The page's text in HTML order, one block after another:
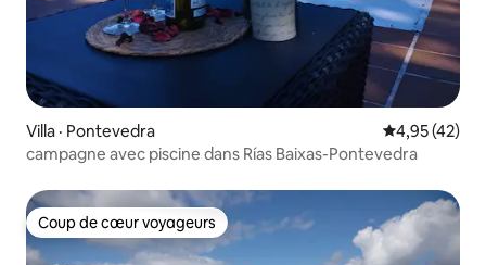
Villa · Pontevedra Note
4,95 (42)
campagne avec piscine dans Rías Baixas-Pontevedra
Coup de cœur voyageurs
Coup de cœur voyageurs